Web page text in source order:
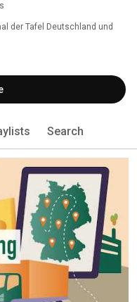
der Tafel Deutschland und
Search